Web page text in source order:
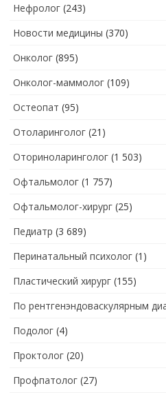
Нефролог (243)
Новости медицины (370)
Онколог (895)
Онколог-маммолог (109)
Остеопат (95)
Отоларинголог (21)
Оториноларинголог (1 503)
Офтальмолог (1 757)
Офтальмолог-хирург (25)
Педиатр (3 689)
Перинатальный психолог (1)
Пластический хирург (155)
По рентгенэндоваскулярным
Подолог (4)
Проктолог (20)
Профпатолог (27)